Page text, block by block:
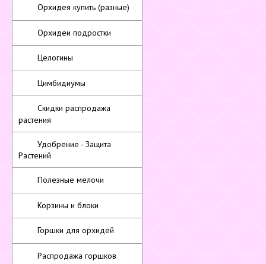
Орхидея купить (разные)
Орхидеи подростки
Целогины
Цимбидиумы
Скидки распродажа
растения
Удобрение - Защита
Растений
Полезные мелочи
Корзины и блоки
Горшки для орхидей
Распродажа горшков